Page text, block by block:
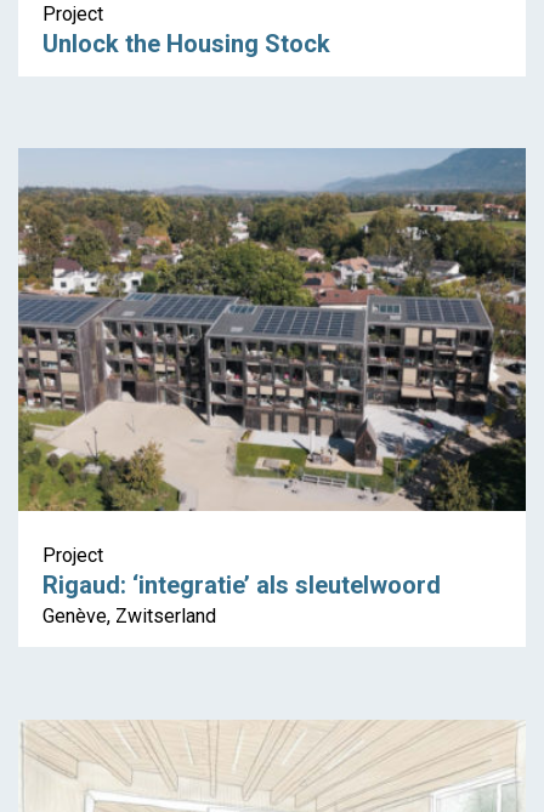
Project
Unlock the Housing Stock
Project
Rigaud: ‘integratie’ als sleutelwoord
Genève, Zwitserland